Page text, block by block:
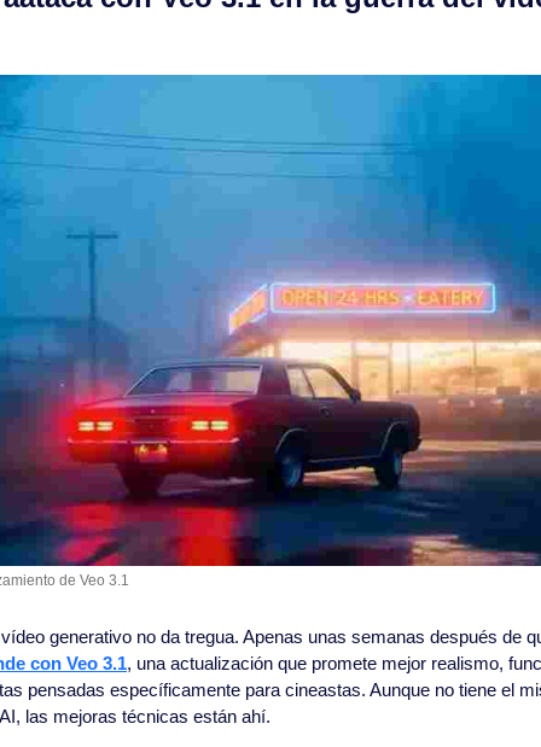
de Veo 3.1
generativo no da tregua. Apenas unas semanas después de
con Veo 3.1, una actualización que promete mejor realismo,
pensadas específicamente para cineastas. Aunque no tiene el
las mejoras técnicas están ahí.